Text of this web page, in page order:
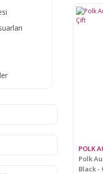
POLK
Polk
Black -